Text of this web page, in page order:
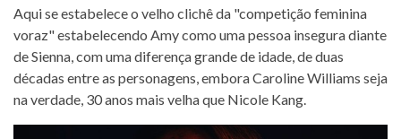
Aqui se estabelece o velho clichê da "competição feminina
voraz" estabelecendo Amy como uma pessoa insegura diante
de Sienna, com uma diferença grande de idade, de duas
décadas entre as personagens, embora Caroline Williams seja
na verdade, 30 anos mais velha que Nicole Kang.